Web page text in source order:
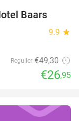
Baars
9.9 star
Regulier €49,30
€26,95